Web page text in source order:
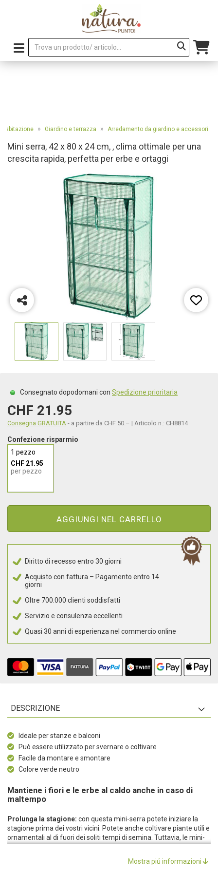
abitazione » Giardino e terrazza » Arredamento da giardino e accessori
Mini serra, 42 x 80 x 24 cm, , clima ottimale per una
crescita rapida, perfetta per erbe e ortaggi
Consegnato dopodomani con Spedizione prioritaria
CHF 21.95
Consegna GRATUITA - a partire da CHF 50.– | Articolo n.: CH8814
Confezione risparmio
1 pezzo
CHF 21.95
per pezzo
AGGIUNGI NEL CARRELLO
Diritto di recesso entro 30 giorni
Acquisto con fattura – Pagamento entro 14
giorni
Oltre 700.000 clienti soddisfatti
Servizio e consulenza eccellenti
Quasi 30 anni di esperienza nel commercio online
DESCRIZIONE
Ideale per stanze e balconi
Può essere utilizzato per svernare o coltivare
Facile da montare e smontare
Colore verde neutro
Mantiene i fiori e le erbe al caldo anche in caso di
maltempo
Prolunga la stagione: con questa mini-serra potete iniziare la
stagione prima dei vostri vicini. Potete anche coltivare piante utili e
ornamentali al di fuori dei soliti tempi di semina. Tuttavia, le mini-
che amano il caldo sono ben protette dalle intemperie.
Mostra piú informazioni